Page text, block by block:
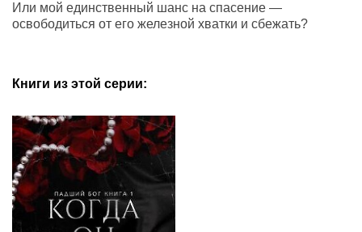
Или мой единственный шанс на спасение —
освободиться от его железной хватки и сбежать?
Книги из этой серии: